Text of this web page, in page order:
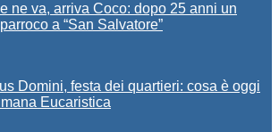
ne va, arriva Coco: dopo 25 anni un
a “San Salvatore”
Domini, festa dei quartieri: cosa è oggi
Eucaristica